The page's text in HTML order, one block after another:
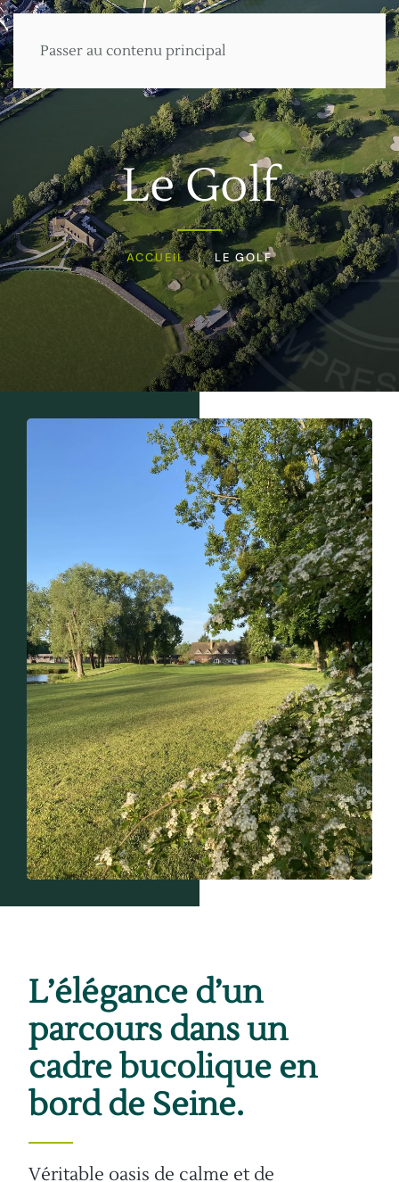
Passer au contenu principal
Le Golf
ACCUEIL LE GOLF
L’élégance d’un
parcours dans un
cadre bucolique en
bord de Seine.
Véritable oasis de calme et de